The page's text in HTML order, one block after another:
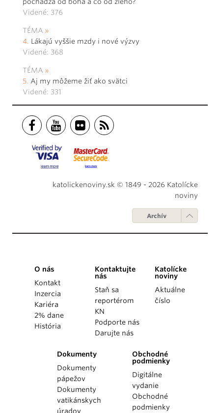
pochádza od boha a čo od zlého?
Videné: 376
TÉMA
Lákajú vyššie mzdy i nové výzvy
Videné: 368
TÉMA
Aj my môžeme žiť ako svätci
Videné: 331
katolickenoviny.sk © 1849 - 2026 Katolícke
noviny
Archív
O nás
Kontakt
Inzercia
Kariéra
2% dane
História
Kontaktujte
nás
Staň sa
reportérom
KN
Podporte nás
Darujte nás
Katolícke
noviny
Aktuálne
číslo
Dokumenty
Dokumenty
pápežov
Dokumenty
vatikánskych
úradov
Obchodné
podmienky
Digitálne
vydanie
Obchodné
podmienky